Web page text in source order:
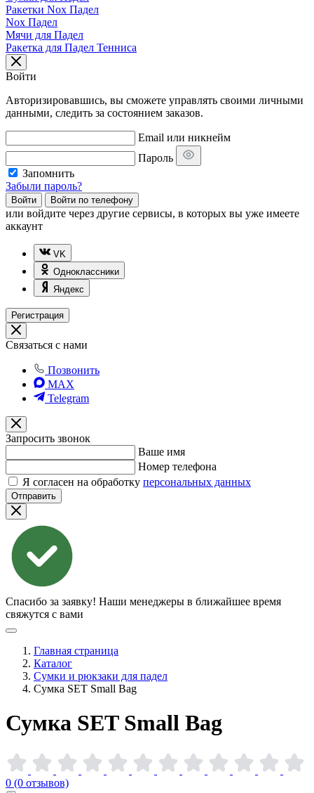
Ракетки Nox Падел
Nox Падел
Мячи для Падел
Ракетка для Падел Тенниса
Войти
Авторизировавшись, вы сможете управлять своими личными
данными, следить за состоянием заказов.
Email или никнейм
Пароль
Запомнить
Забыли пароль?
Войти Войти по телефону
или войдите через другие сервисы, в которых вы уже имеете
аккаунт
VK
Одноклассники
Яндекс
Регистрация
Связаться с нами
Позвонить
MAX
Telegram
Запросить звонок
Ваше имя
Номер телефона
Я согласен на обработку персональных данных
Отправить
Спасибо за заявку! Наши менеджеры в ближайшее время
свяжутся с вами
Главная страница
Каталог
Сумки и рюкзаки для падел
Сумка SET Small Bag
Сумка SET Small Bag
0 (0 отзывов)